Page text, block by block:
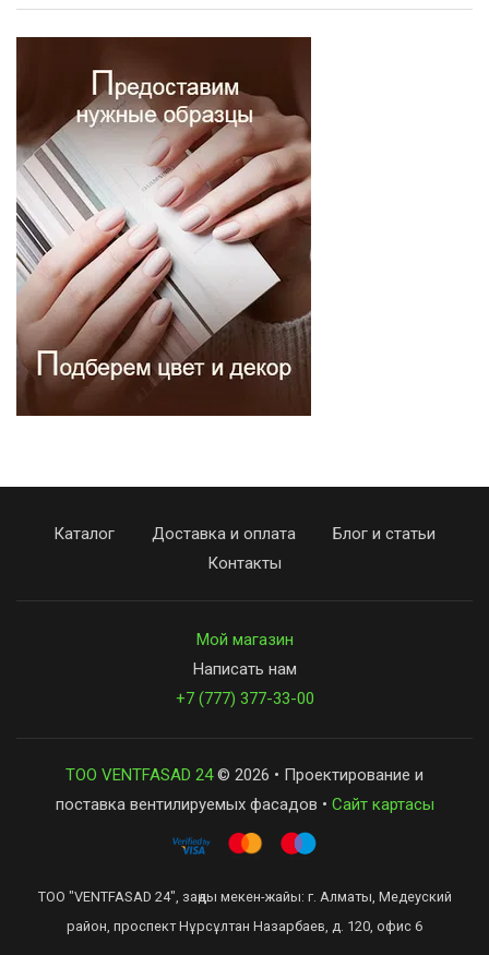
Каталог Доставка и оплата
Блог и статьи
Контакты
Мой магазин
Написать нам
+7 (777) 377-33-00
ТОО VENTFASAD 24© 2026 • Проектирование и
поставка вентилируемых фасадов • Сайт картасы
ТОО "VENTFASAD 24", заңды мекен-жайы: г. Алматы, Медеуский
район, проспект Нұрсұлтан Назарбаев, д. 120, офис 6